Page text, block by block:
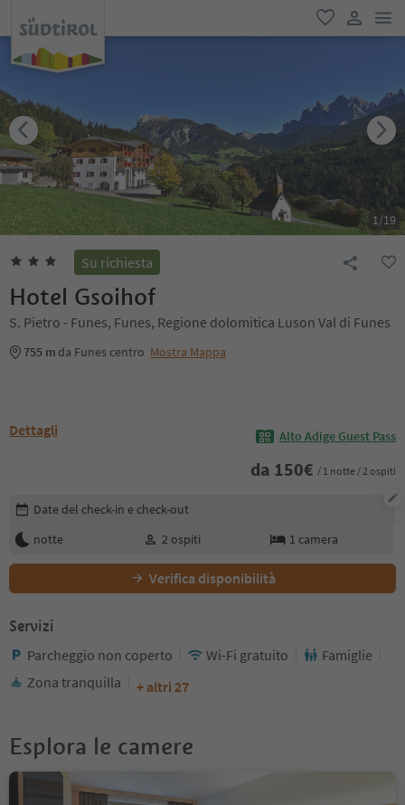
favoriti
user link
1/19
Su richiesta
Hotel Gsoihof
S. Pietro - Funes, Funes, Regione dolomitica Luson Val di Funes
755 m da Funes centro Mostra Mappa
Dettagli Alto Adige Guest Pass
da 150€ / 1 notte / 2 ospiti
Modifica i dettagli della prenotazione
Date del check-in e check-out
notte
2 ospiti 1 camera
Verifica disponibilità
Servizi
Parcheggio non coperto Wi-Fi gratuito
Famiglie
Zona tranquilla
+ altri 27
Esplora le camere